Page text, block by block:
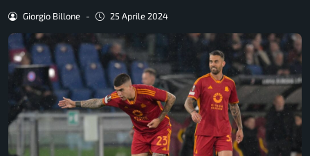
Giorgio Billone - 25 Aprile 2024